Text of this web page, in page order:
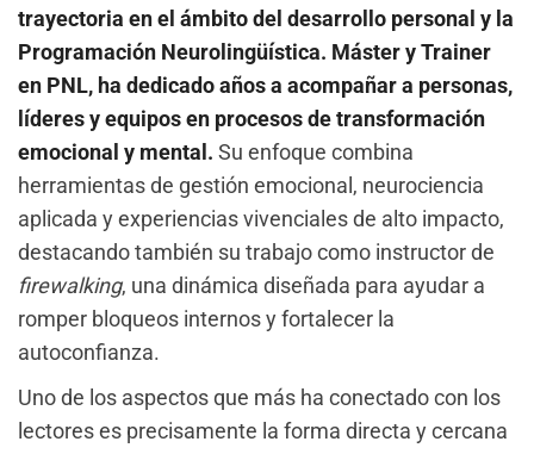
trayectoria en el ámbito del desarrollo personal y la
Programación Neurolingüística. Máster y Trainer
en PNL, ha dedicado años a acompañar a personas,
líderes y equipos en procesos de transformación
emocional y mental. Su enfoque combina
herramientas de gestión emocional, neurociencia
aplicada y experiencias vivenciales de alto impacto,
destacando también su trabajo como instructor de
firewalking, una dinámica diseñada para ayudar a
romper bloqueos internos y fortalecer la
autoconfianza.
Uno de los aspectos que más ha conectado con los
lectores es precisamente la forma directa y cercana